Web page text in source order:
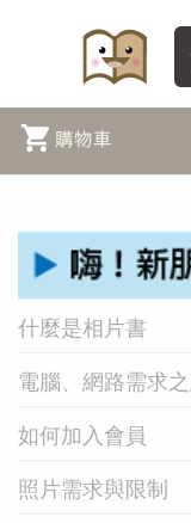
什麼是相片書
電腦、網路需求
如何加入會員
照片需求與限制